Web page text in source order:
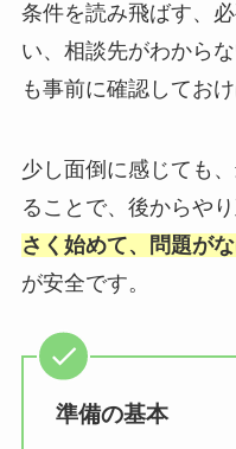
条件を読み飛ばす、
い、相談先がわから
も事前に確認してお
少し面倒に感じても
ることで、後からや
さく始めて、問題が
が安全です。
準備の基本